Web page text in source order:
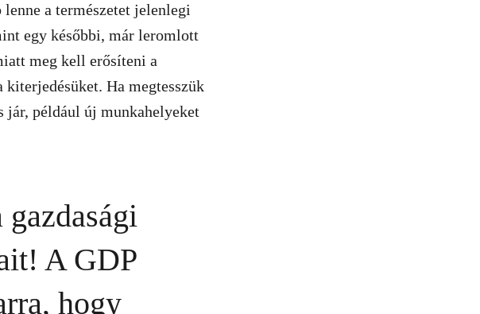
a természetet jelenlegi
egy későbbi, már leromlott
meg kell erősíteni a
Ha megtesszük
jár, például új munkahelyeket
A GDP
hogy